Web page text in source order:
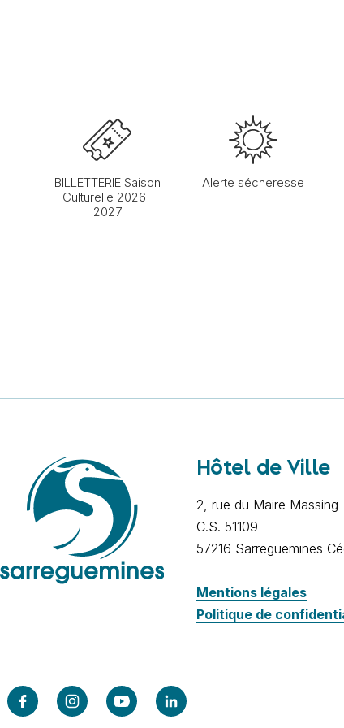
BILLETTERIE Saison
Culturelle 2026-
2027
Alerte sécheresse
Hôtel de Ville
2, rue du Maire Massing
C.S. 51109
57216 Sarreguemines
Mentions légales
Politique de